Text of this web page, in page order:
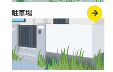
駐車場